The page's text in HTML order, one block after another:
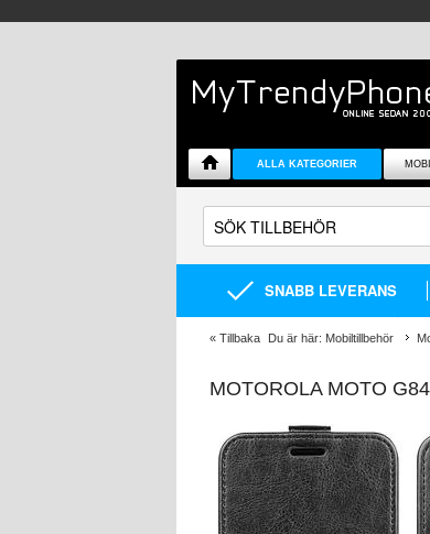
ALLA KATEGORIER
SNABB LEVERANS
« Tillbaka Du är här: Mobiltillbehör
MOTOROLA MOTO